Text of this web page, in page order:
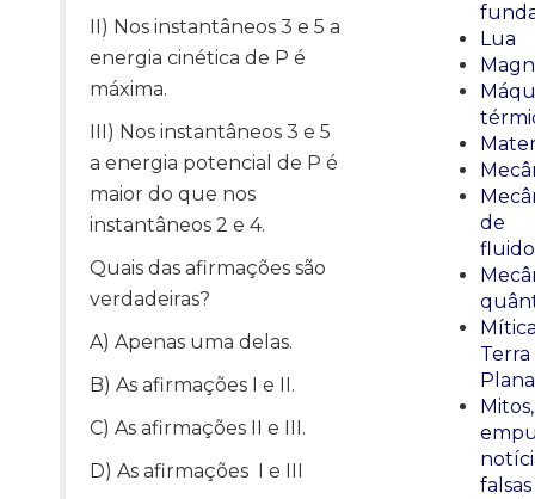
II) Nos instantâneos 3 e 5 a
energia cinética de P é
máxima.
III) Nos instantâneos 3 e 5
a energia potencial de P é
maior do que nos
instantâneos 2 e 4.
Quais das afirmações são
verdadeiras?
A) Apenas uma delas.
B) As afirmações I e II.
C) As afirmações II e III.
D) As afirmações I e III
Lua
de
Terra
Plana
Mitos,
falsas